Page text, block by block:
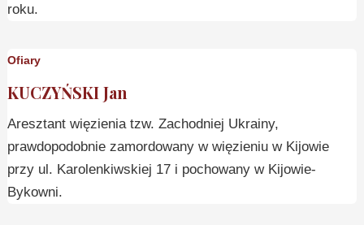
roku.
Ofiary
KUCZYŃSKI Jan
Aresztant więzienia tzw. Zachodniej Ukrainy,
prawdopodobnie zamordowany w więzieniu w Kijowie
przy ul. Karolenkiwskiej 17 i pochowany w Kijowie-
Bykowni.